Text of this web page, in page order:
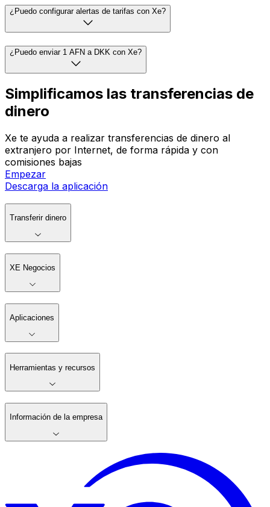
¿Puedo configurar alertas de tarifas con Xe?
¿Puedo enviar 1 AFN a DKK con Xe?
Simplificamos las transferencias de
dinero
Xe te ayuda a realizar transferencias de dinero al
extranjero por Internet, de forma rápida y con
comisiones bajas
Empezar
Descarga la aplicación
Transferir dinero
XE Negocios
Aplicaciones
Herramientas y recursos
Información de la empresa